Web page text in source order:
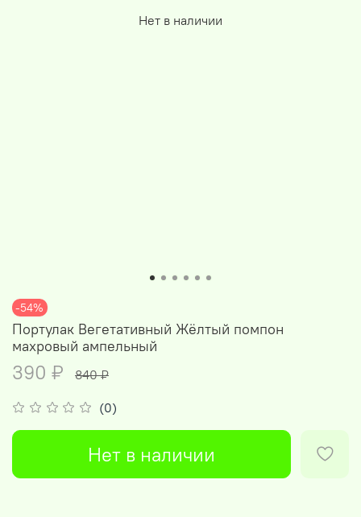
Нет в наличии
-54%
(0)
Портулак Вегетативный Жёлтый помпон
махровый ампельный
390 ₽ 840 ₽
Нет в наличии